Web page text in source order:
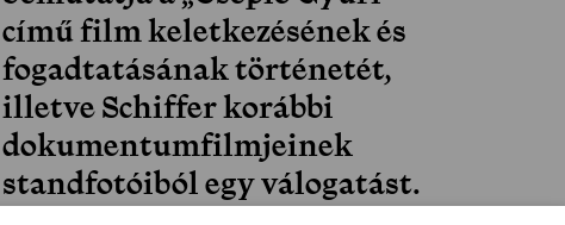
című film keletkezésének és
fogadtatásának történetét,
illetve Schiffer korábbi
dokumentumfilmjeinek
standfotóiból egy válogatást.